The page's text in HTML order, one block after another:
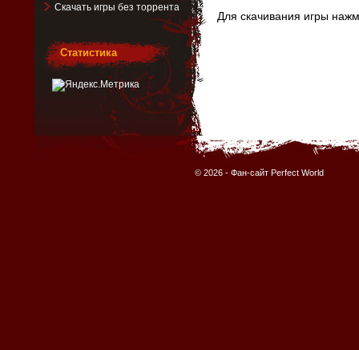
Для скачивания игры
Скачать игры без торрента
Статистика
© 2026 - Фан-сайт Perfect World